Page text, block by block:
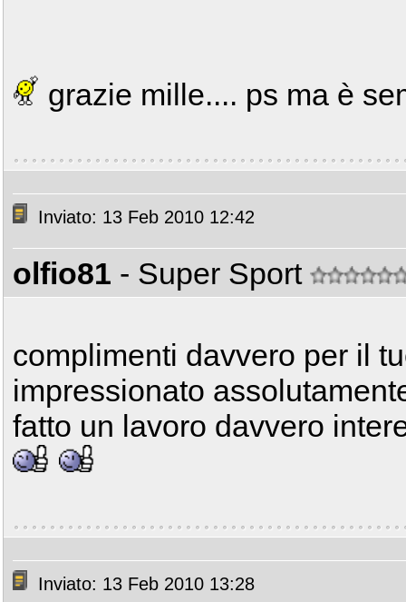
grazie mille.... ps ma è
Inviato: 13 Feb 2010 12:42
olfio81 - Super Sport
complimenti davvero per il
impressionato
fatto un lavoro davvero
Inviato: 13 Feb 2010 13:28